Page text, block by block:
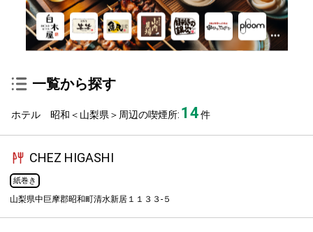
一覧から探す
ホテル 昭和＜山梨県＞周辺の喫煙所: 14件
CHEZ HIGASHI
紙巻き
山梨県中巨摩郡昭和町清水新居１１３３-５